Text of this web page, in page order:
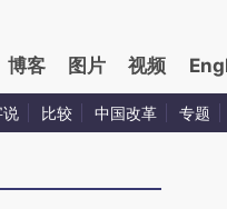
博客 图片 视频
说 比较 中国改革 专题